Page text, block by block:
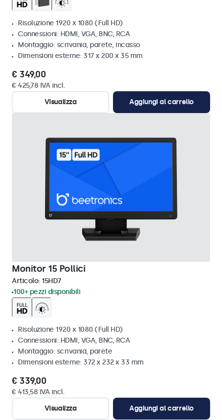
Risoluzione 1920 x 1080 (Full HD)
Connessioni: HDMI, VGA, BNC, RCA
Montaggio: scrivania, parete, incasso
Dimensioni esterne: 317 x 200 x 35 mm
€ 349,00
€ 425,78 IVA incl.
Visualizza
Aggiungi al carrello
Monitor 15 Pollici
Articolo: 15HD7
100+ pezzi disponibili
Risoluzione 1920 x 1080 (Full HD)
Connessioni: HDMI, VGA, BNC, RCA
Montaggio: scrivania, parete
Dimensioni esterne: 372 x 232 x 33 mm
€ 339,00
€ 413,58 IVA incl.
Visualizza
Aggiungi al carrello